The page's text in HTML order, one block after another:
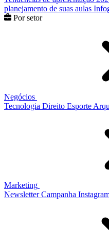
planejamento de suas aulas
Por setor
Negócios
Tecnologia Direito Esporte
Marketing
Newsletter Campanha